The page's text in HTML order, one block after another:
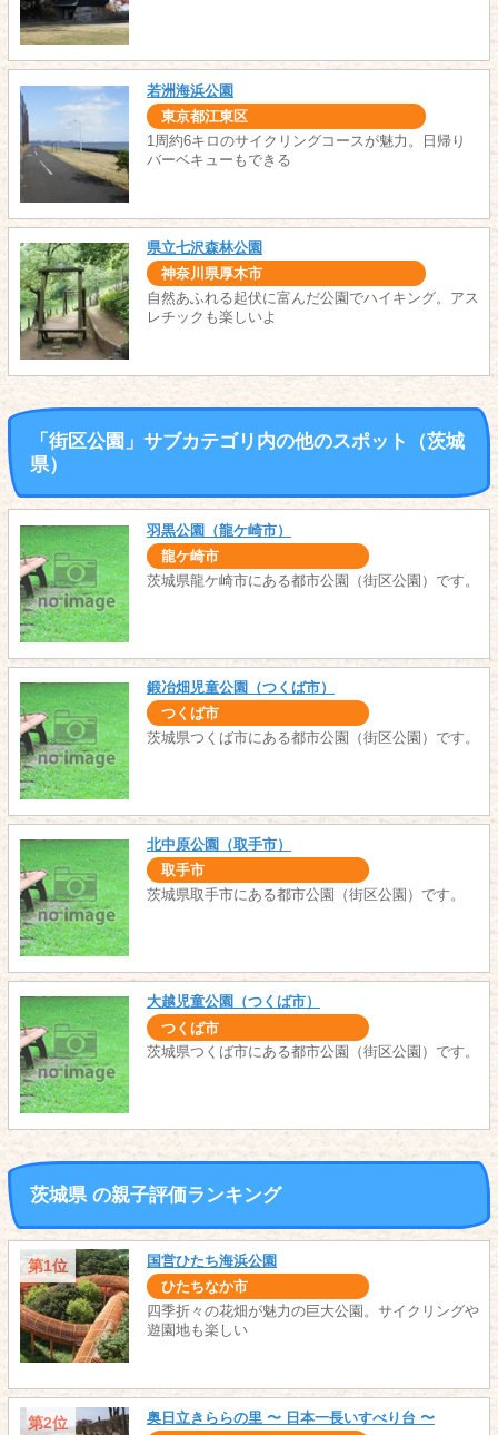
若洲海浜公園
東京都江東区
1周約6キロのサイクリングコースが魅力。日帰り
バーベキューもできる
県立七沢森林公園
神奈川県厚木市
自然あふれる起伏に富んだ公園でハイキング。アス
レチックも楽しいよ
「街区公園」サブカテゴリ内の他のスポット（茨城
県）
羽黒公園（龍ケ崎市）
龍ケ崎市
茨城県龍ケ崎市にある都市公園（街区公園）です。
鍛冶畑児童公園（つくば市）
つくば市
茨城県つくば市にある都市公園（街区公園）です。
北中原公園（取手市）
取手市
茨城県取手市にある都市公園（街区公園）です。
大越児童公園（つくば市）
つくば市
茨城県つくば市にある都市公園（街区公園）です。
茨城県 の親子評価ランキング
第1位 国営ひたち海浜公園
ひたちなか市
四季折々の花畑が魅力の巨大公園。サイクリングや
遊園地も楽しい
第2位 奥日立きららの里 〜 日本一長いすべり台 〜